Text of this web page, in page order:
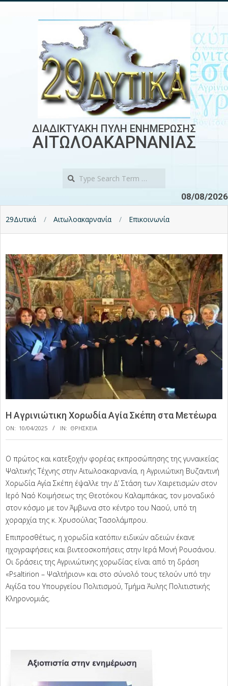
ΔΙΑΔΙΚΤΥΑΚΗ ΠΥΛΗ ΕΝΗΜΕΡΩΣΗΣ
ΑΙΤΩΛΟΑΚΑΡΝΑΝΙΑΣ
08/08/2026
29Δυτικά Αιτωλοακαρνανία Επικοινωνία
Η Αγρινιώτικη Χορωδία Αγία Σκέπη στα Μετέωρα
ON: 10/04/2025 IN: ΘΡΗΣΚΕΙΑ
Ο πρώτος και κατεξοχήν φορέας εκπροσώπησης της γυναικείας
Ψαλτικής Τέχνης στην Αιτωλοακαρνανία, η Αγρινιώτικη Βυζαντινή
Χορωδία Αγία Σκέπη έψαλλε την Δ’ Στάση των Χαιρετισμών στον
Ιερό Ναό Κοιμήσεως της Θεοτόκου Καλαμπάκας, τον μοναδικό
στον κόσμο με τον Άμβωνα στο κέντρο του Ναού, υπό τη
χοραρχία της κ. Χρυσούλας Τασολάμπρου.
Επιπροσθέτως, η χορωδία κατόπιν ειδικών αδειών έκανε
ηχογραφήσεις και βιντεοσκοπήσεις στην Ιερά Μονή Ρουσάνου.
Οι δράσεις της Αγρινιώτικης χορωδίας είναι από τη δράση
«Psaltirion – Ψαλτήριον» και στο σύνολό τους τελούν υπό την
Αιγίδα του Υπουργείου Πολιτισμού, Τμήμα Άυλης Πολιτιστικής
Κληρονομιάς.